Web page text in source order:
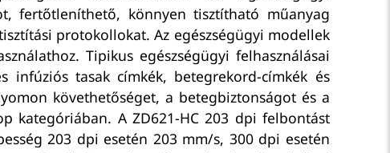
fertőtleníthető, könnyen tisztítható műanyag
protokollokat. Az egészségügyi modellek
Tipikus egészségügyi felhasználásai
infúziós tasak címkék, betegrekord-címkék és
követhetőséget, a betegbiztonságot és a
kategóriában. A ZD621-HC 203 dpi felbontást
203 dpi esetén 203 mm/s, 300 dpi esetén